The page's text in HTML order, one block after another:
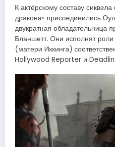
К актёрскому составу
дракона» присоединились
двукратная обладательница
Бланшетт. Они исполнят
(матери Иккинга)
Hollywood Reporter и